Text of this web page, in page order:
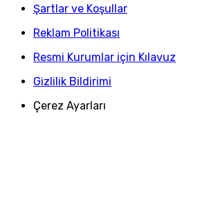
Şartlar ve Koşullar
Reklam Politikası
Resmi Kurumlar için Kılavuz
Gizlilik Bildirimi
Çerez Ayarları